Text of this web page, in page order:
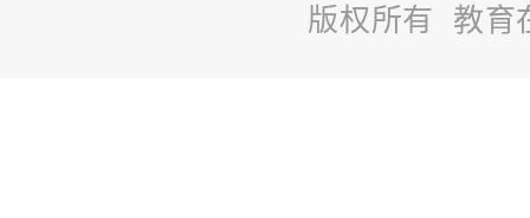
版权所有 教育